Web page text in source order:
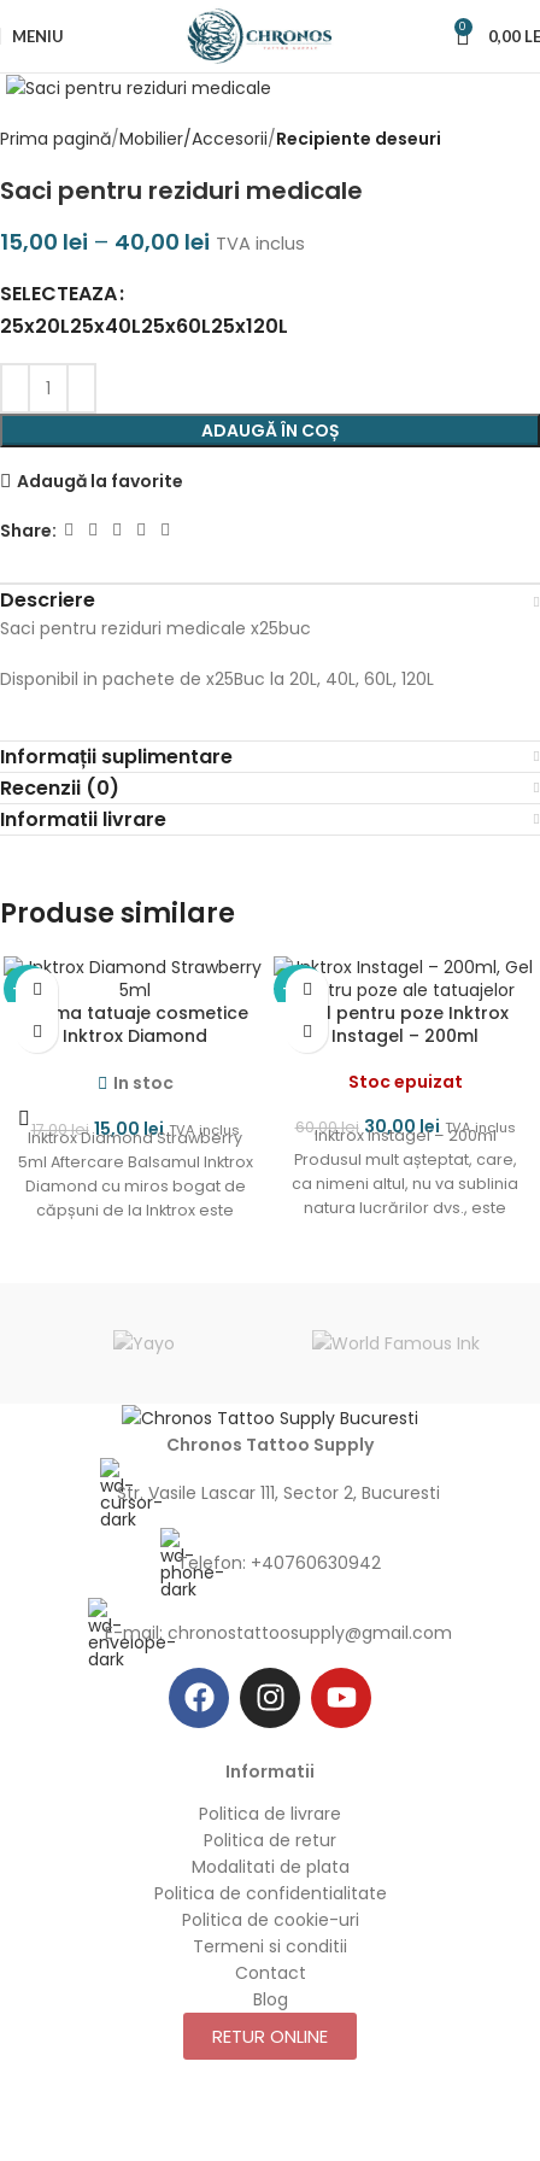
MENIU 0 0,00
Prima pagină Mobilier/Accesorii Recipiente deseuri
Saci pentru reziduri medicale
15,00 lei – 40,00 lei TVA inclus
SELECTEAZA
25x20L25x40L25x60L25x120L
ADAUGĂ ÎN COȘ
Adaugă la favorite
Share:
Descriere
Saci pentru reziduri medicale x25buc
Disponibil in pachete de x25Buc la 20L, 40L, 60L, 120L
Informații suplimentare
Recenzii (0)
Informatii livrare
Produse similare
-12%
Crema tatuaje cosmetice
Inktrox Diamond
In stoc
17,00lei 15,00 lei TVA inclus
Inktrox Diamond Strawberry
5ml Aftercare Balsamul Inktrox
Diamond cu miros bogat de
căpșuni de la Inktrox este
-50%
Gel pentru poze Inktrox
Instagel – 200ml
Stoc epuizat
60,00lei 30,00lei TVA inclus
Inktrox Instagel – 200ml
Produsul mult așteptat, care,
ca nimeni altul, nu va sublinia
natura lucrărilor dvs., este
Chronos Tattoo Supply
Str. Vasile Lascar 111, Sector 2, Bucuresti
Telefon: +40760630942
E-mail: chronostattoosupply@gmail.com
Informatii
Politica de livrare
Politica de retur
Modalitati de plata
Politica de confidentialitate
Politica de cookie-uri
Termeni si conditii
Contact
Blog
RETUR ONLINE